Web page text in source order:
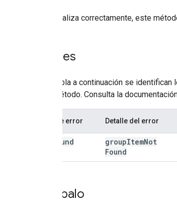
Si se realiza correctamente, este
Errores
En la tabla a continuación se
este método. Consulta la
Tipo de error Detalle del error
Found
groupItemNot
Found
Pruébalo